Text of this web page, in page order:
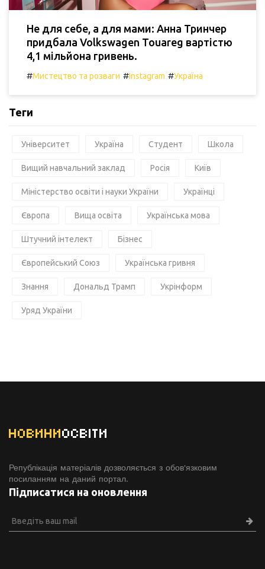
Не для себе, а для мами: Анна Тринчер
придбала Volkswagen Touareg вартістю
4,1 мільйона гривень.
#Мистецтво та розваги #Instagram #Україна
Теги
Університет Україна Студент Школа
Вищий навчальний заклад Росія Київ
Міністерство освіти і науки України Українці
Європа Вища освіта Українська мова
Штучний інтелект Бізнес
Європейський Союз Українська гривня
Знання Дональд Трамп Укрінформ
Уряд України
НОВИНИОСВІТИ
Републікація матеріалів дозволяється з обов'язковим
посиланням на даний портал.
Підписатися на оновлення